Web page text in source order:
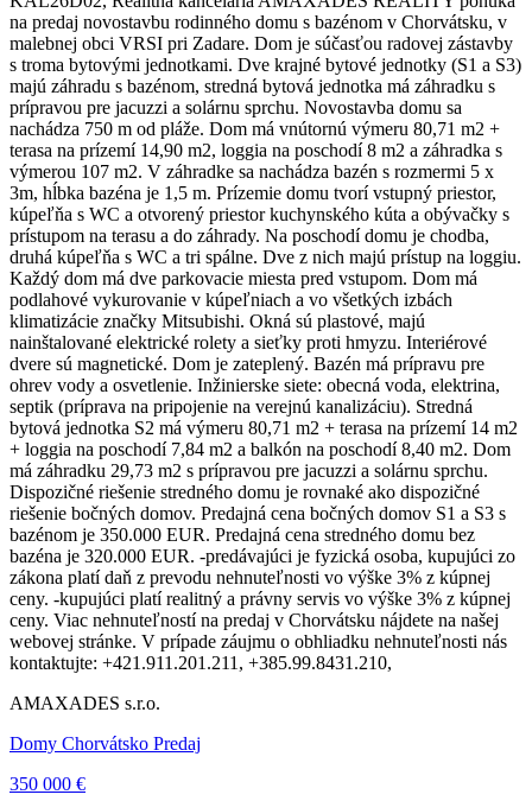
na predaj novostavbu rodinného domu s bazénom v Chorvátsku, v
malebnej obci VRSI pri Zadare. Dom je súčasťou radovej zástavby
s troma bytovými jednotkami. Dve krajné bytové jednotky (S1 a S3)
majú záhradu s bazénom, stredná bytová jednotka má záhradku s
prípravou pre jacuzzi a solárnu sprchu. Novostavba domu sa
nachádza 750 m od pláže. Dom má vnútornú výmeru 80,71 m2 +
terasa na prízemí 14,90 m2, loggia na poschodí 8 m2 a záhradka s
výmerou 107 m2. V záhradke sa nachádza bazén s rozmermi 5 x
3m, hĺbka bazéna je 1,5 m. Prízemie domu tvorí vstupný priestor,
kúpeľňa s WC a otvorený priestor kuchynského kúta a obývačky s
prístupom na terasu a do záhrady. Na poschodí domu je chodba,
druhá kúpeľňa s WC a tri spálne. Dve z nich majú prístup na loggiu.
Každý dom má dve parkovacie miesta pred vstupom. Dom má
podlahové vykurovanie v kúpeľniach a vo všetkých izbách
klimatizácie značky Mitsubishi. Okná sú plastové, majú
nainštalované elektrické rolety a sieťky proti hmyzu. Interiérové
dvere sú magnetické. Dom je zateplený. Bazén má prípravu pre
ohrev vody a osvetlenie. Inžinierske siete: obecná voda, elektrina,
septik (príprava na pripojenie na verejnú kanalizáciu). Stredná
bytová jednotka S2 má výmeru 80,71 m2 + terasa na prízemí 14 m2
+ loggia na poschodí 7,84 m2 a balkón na poschodí 8,40 m2. Dom
má záhradku 29,73 m2 s prípravou pre jacuzzi a solárnu sprchu.
Dispozičné riešenie stredného domu je rovnaké ako dispozičné
riešenie bočných domov. Predajná cena bočných domov S1 a S3 s
bazénom je 350.000 EUR. Predajná cena stredného domu bez
bazéna je 320.000 EUR. -predávajúci je fyzická osoba, kupujúci zo
zákona platí daň z prevodu nehnuteľnosti vo výške 3% z kúpnej
ceny. -kupujúci platí realitný a právny servis vo výške 3% z kúpnej
ceny. Viac nehnuteľností na predaj v Chorvátsku nájdete na našej
webovej stránke. V prípade záujmu o obhliadku nehnuteľnosti nás
kontaktujte: +421.911.201.211, +385.99.8431.210,
AMAXADES s.r.o.
Domy Chorvátsko Predaj
350 000 €